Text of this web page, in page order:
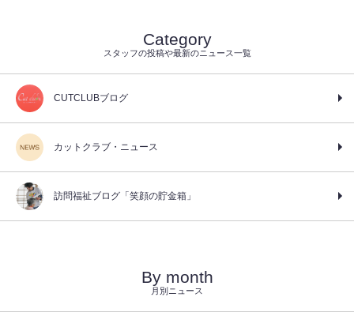
Category
スタッフの投稿や最新のニュース一覧
CUTCLUBブログ
カットクラブ・ニュース
訪問福祉ブログ「笑顔の貯金箱」
By month
月別ニュース